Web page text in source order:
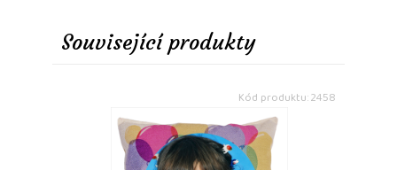
Související produkty
Kód produktu: 2458